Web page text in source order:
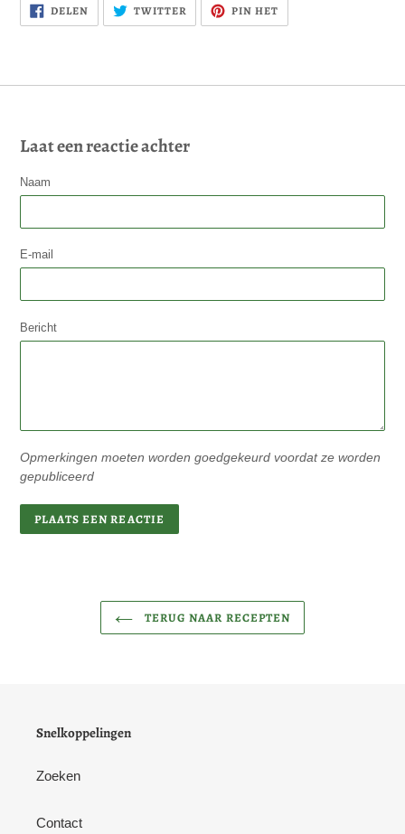
DELENDELEN
FACEBOOK
TWITTER PLAATS
TWEET
OP
PIN HET
PINTEREST
Laat een reactie achter
Naam
E-mail
Bericht
Opmerkingen moeten worden goedgekeurd voordat ze worden
gepubliceerd
TERUG NAAR RECEPTEN
Snelkoppelingen
Zoeken
Contact